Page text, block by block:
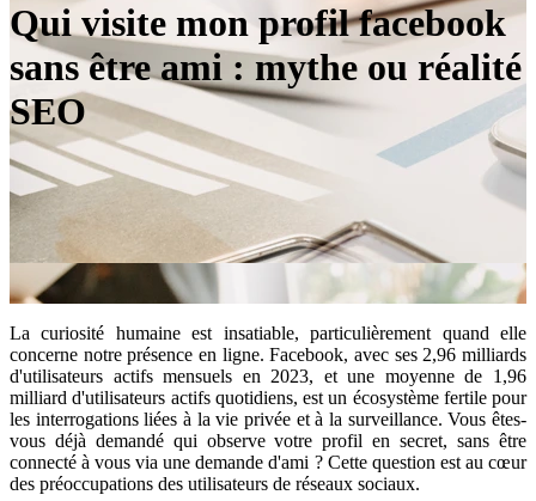
Qui visite mon profil facebook
sans être ami : mythe ou réalité
SEO
La curiosité humaine est insatiable, particulièrement quand elle
concerne notre présence en ligne. Facebook, avec ses 2,96 milliards
d'utilisateurs actifs mensuels en 2023, et une moyenne de 1,96
milliard d'utilisateurs actifs quotidiens, est un écosystème fertile pour
les interrogations liées à la vie privée et à la surveillance. Vous êtes-
vous déjà demandé qui observe votre profil en secret, sans être
connecté à vous via une demande d'ami ? Cette question est au cœur
des préoccupations des utilisateurs de réseaux sociaux.